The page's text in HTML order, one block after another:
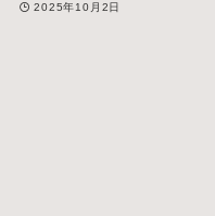
2025年10月2日